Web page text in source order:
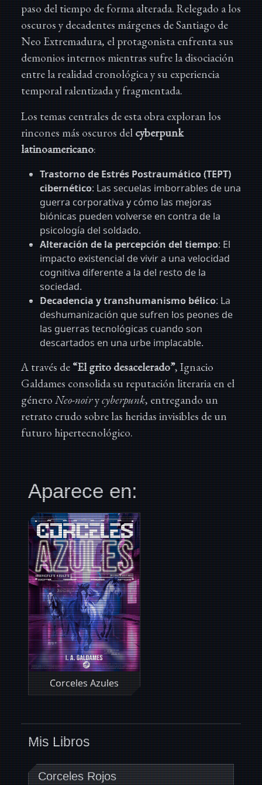
paso del tiempo de forma alterada. Relegado a los
oscuros y decadentes márgenes de Santiago de
Neo Extremadura, el protagonista enfrenta sus
demonios internos mientras sufre la disociación
entre la realidad cronológica y su experiencia
temporal ralentizada y fragmentada.
Los temas centrales de esta obra exploran los
rincones más oscuros del cyberpunk
latinoamericano:
Trastorno de Estrés Postraumático (TEPT)
cibernético: Las secuelas imborrables de una
guerra corporativa y cómo las mejoras
biónicas pueden volverse en contra de la
psicología del soldado.
Alteración de la percepción del tiempo: El
impacto existencial de vivir a una velocidad
cognitiva diferente a la del resto de la
sociedad.
Decadencia y transhumanismo bélico: La
deshumanización que sufren los peones de
las guerras tecnológicas cuando son
descartados en una urbe implacable.
A través de “El grito desacelerado”, Ignacio
Galdames consolida su reputación literaria en el
género Neo-noirycyberpunk, entregando un
retrato crudo sobre las heridas invisibles de un
futuro hipertecnológico.
Aparece en:
Corceles Azules
Mis Libros
Corceles Rojos